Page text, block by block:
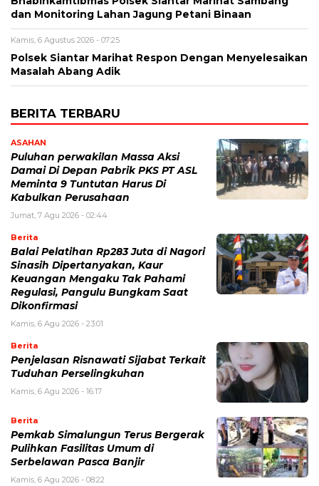
dan Monitoring Lahan Jagung Petani Binaan
Kamis, 6 Agustus 2026 - 07:25
Polsek Siantar Marihat Respon Dengan Menyelesaikan
Masalah Abang Adik
BERITA TERBARU
ASAHAN
Puluhan perwakilan Massa Aksi
Damai Di Depan Pabrik PKS PT ASL
Meminta 9 Tuntutan Harus Di
Kabulkan Perusahaan
Jumat, 7 Agu 2026 - 02:44
Berita
Balai Pelatihan Rp283 Juta di Nagori
Sinasih Dipertanyakan, Kaur
Keuangan Mengaku Tak Pahami
Regulasi, Pangulu Bungkam Saat
Dikonfirmasi
Kamis, 6 Agu 2026 - 23:01
Berita
Penjelasan Risnawati Sijabat Terkait
Tuduhan Perselingkuhan
Kamis, 6 Agu 2026 - 16:17
Berita
Pemkab Simalungun Terus Bergerak
Pulihkan Fasilitas Umum di
Serbelawan Pasca Banjir
Kamis, 6 Agu 2026 - 08:22